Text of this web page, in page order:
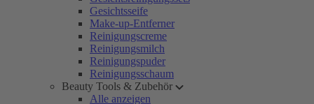
Gesichtsseife
Make-up-Entferner
Reinigungscreme
Reinigungsmilch
Reinigungspuder
Reinigungsschaum
Beauty Tools & Zubehör
Alle anzeigen